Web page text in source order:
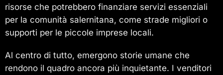
risorse che potrebbero finanziare servizi essenziali
per la comunità salernitana, come strade migliori o
supporti per le piccole imprese locali.
Al centro di tutto, emergono storie umane che
rendono il quadro ancora più inquietante. I venditori